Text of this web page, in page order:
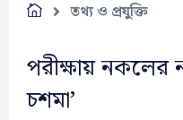
তথ্য ও প্রযুক্তি
পরীক্ষায় নকলের
চশমা’